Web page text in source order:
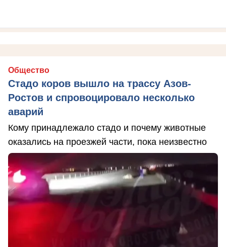
Общество
Стадо коров вышло на трассу Азов-
Ростов и спровоцировало несколько
аварий
Кому принадлежало стадо и почему животные
оказались на проезжей части, пока неизвестно